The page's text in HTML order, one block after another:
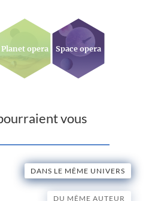
Planet opera Space opera
vous
DANS LE MÊME UNIVERS
DU MÊME AUTEUR